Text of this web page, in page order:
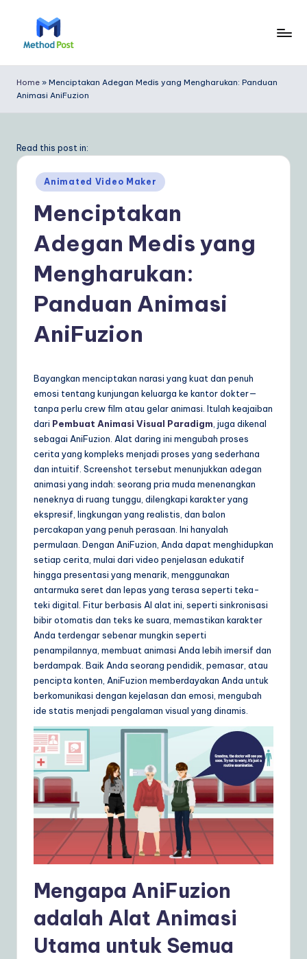
e
t
o
In
si
Y
o
D
ai
ly
G
ui
d
A
&
S
ft
w
Home » Menciptakan Adegan Medis yang Mengharukan: Panduan
Animasi AniFuzion
Read this post in:
Posted
in
Animated Video Maker
Menciptakan
Adegan Medis yang
Mengharukan:
Panduan Animasi
AniFuzion
Bayangkan menciptakan narasi yang kuat dan penuh
emosi tentang kunjungan keluarga ke kantor dokter—
tanpa perlu crew film atau gelar animasi. Itulah keajaiban
dari Pembuat Animasi Visual Paradigm , juga dikenal
sebagai AniFuzion. Alat daring ini mengubah proses
cerita yang kompleks menjadi proses yang sederhana
dan intuitif. Screenshot tersebut menunjukkan adegan
animasi yang indah: seorang pria muda menenangkan
neneknya di ruang tunggu, dilengkapi karakter yang
ekspresif, lingkungan yang realistis, dan balon
percakapan yang penuh perasaan. Ini hanyalah
permulaan. Dengan AniFuzion, Anda dapat menghidupkan
setiap cerita, mulai dari video penjelasan edukatif
hingga presentasi yang menarik, menggunakan
antarmuka seret dan lepas yang terasa seperti teka-
teki digital. Fitur berbasis AI alat ini, seperti sinkronisasi
bibir otomatis dan teks ke suara, memastikan karakter
Anda terdengar sebenar mungkin seperti
penampilannya, membuat animasi Anda lebih imersif dan
berdampak. Baik Anda seorang pendidik, pemasar, atau
pencipta konten, AniFuzion memberdayakan Anda untuk
berkomunikasi dengan kejelasan dan emosi, mengubah
ide statis menjadi pengalaman visual yang dinamis.
Mengapa AniFuzion
adalah Alat Animasi
Utama untuk Semua